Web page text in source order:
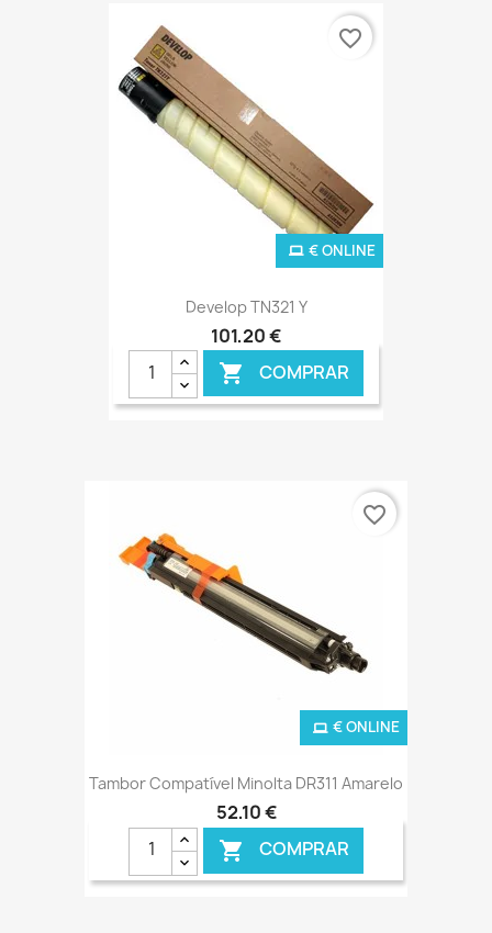
Develop TN321 Y
101,20 €
 COMPRAR
€ ONLINE
favorite_border
Tambor Compatível Minolta DR311 Amarelo
52,10 €
 COMPRAR
€ ONLINE
favorite_border